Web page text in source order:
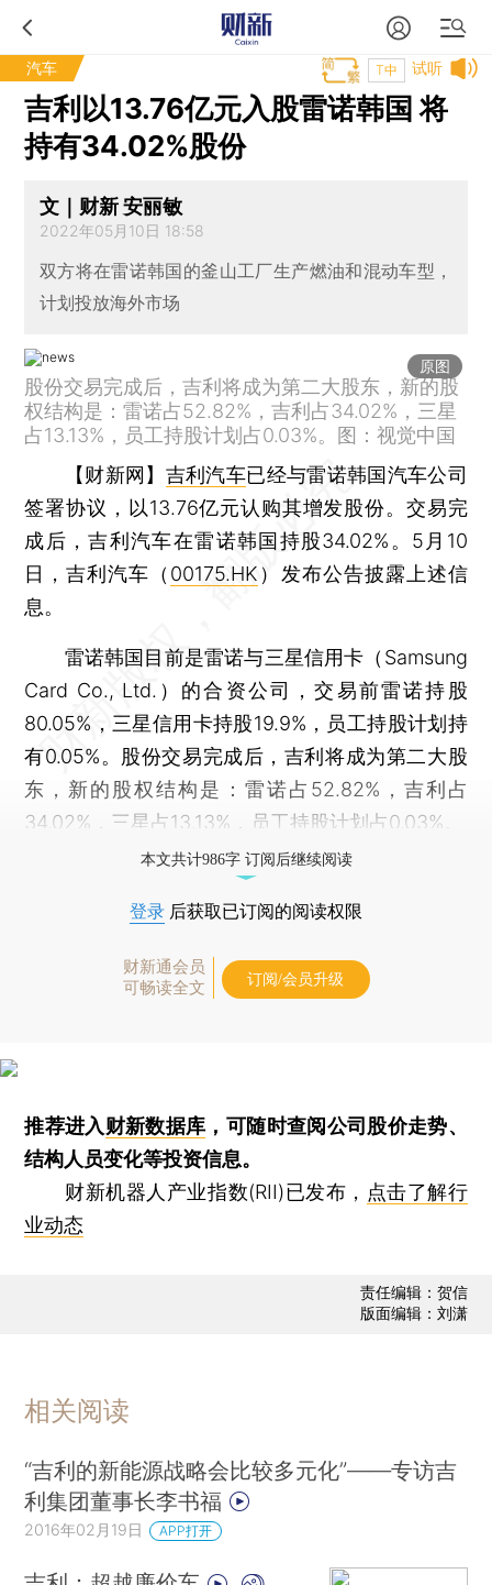
汽车 试听
T中
吉利以13.76亿元入股雷诺韩国 将
持有34.02%股份
文｜财新 安丽敏
2022年05月10日 18:58
双方将在雷诺韩国的釜山工厂生产燃油和混动车型，
计划投放海外市场
原图
股份交易完成后，吉利将成为第二大股东，新的股
权结构是：雷诺占52.82%，吉利占34.02%，三星
占13.13%，员工持股计划占0.03%。图：视觉中国
【财新网】 吉利汽车已经与雷诺韩国汽车公司
签署协议，以13.76亿元认购其增发股份。交易完
成后，吉利汽车在雷诺韩国持股34.02%。5月10
日，吉利汽车（ 00175.HK ）发布公告披露上述信
息。
雷诺韩国目前是雷诺与三星信用卡（Samsung
Card Co., Ltd.）的合资公司，交易前雷诺持股
80.05%，三星信用卡持股19.9%，员工持股计划持
有0.05%。股份交易完成后，吉利将成为第二大股
东，新的股权结构是：雷诺占52.82%，吉利占
34.02%，三星占13.13%，员工持股计划占0.03%。
本文共计986字 订阅后继续阅读
登录 后获取已订阅的阅读权限
财新通会员
可畅读全文
订阅/会员升级
推荐进入财新数据库 ，可随时查阅公司股价走势、
结构人员变化等投资信息。
财新机器人产业指数(RII)已发布， 点击了解行
业动态
责任编辑：贺信
版面编辑：刘潇
相关阅读
“吉利的新能源战略会比较多元化”——专访吉
利集团董事长李书福
2016年02月19日 APP打开